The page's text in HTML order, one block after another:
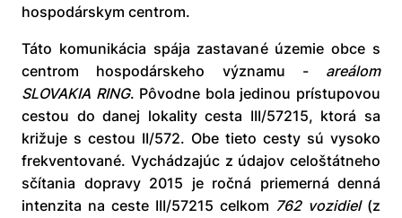
hospodárskym centrom.
Táto komunikácia spája zastavané územie obce s
centrom hospodárskeho významu - areálom
SLOVAKIA RING. Pôvodne bola jedinou prístupovou
cestou do danej lokality cesta III/57215, ktorá sa
križuje s cestou II/572. Obe tieto cesty sú vysoko
frekventované. Vychádzajúc z údajov celoštátneho
sčítania dopravy 2015 je ročná priemerná denná
intenzita na ceste III/57215 celkom 762 vozidiel(z